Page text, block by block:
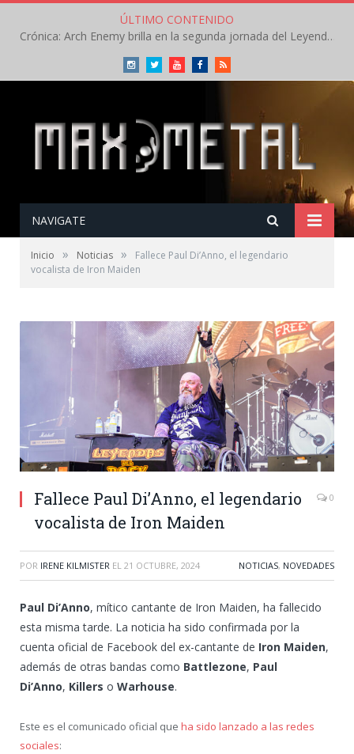
ÚLTIMO CONTENIDO
Crónica: Arch Enemy brilla en la segunda jornada del Leyendas del Rock – Jueves – Agosto 2026
InstagramTwitterYoutubeFacebookRSS
NAVIGATE
Inicio » Noticias »
Fallece Paul Di’Anno, el legendario
vocalista de Iron Maiden
Fallece Paul Di’Anno, el legendario
vocalista de Iron Maiden
0
POR IRENE KILMISTER EL 21 OCTUBRE, 2024 NOTICIAS, NOVEDADES
Paul Di’Anno, mítico cantante de Iron Maiden, ha fallecido
esta misma tarde. La noticia ha sido confirmada por la
cuenta oficial de Facebook del ex-cantante de Iron Maiden,
además de otras bandas como Battlezone, Paul
Di’Anno, Killers o Warhouse.
Este es el comunicado oficial que ha sido lanzado a las redes
sociales: